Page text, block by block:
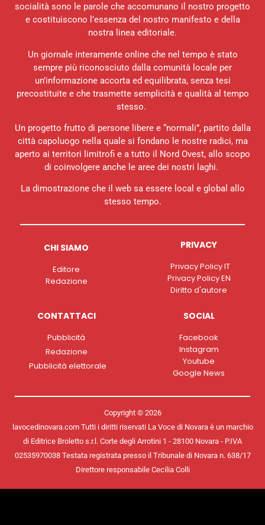
socialità sono le parole che accomunano il nostro progetto
e costituiscono l’essenza del nostro manifesto e della
nostra linea editoriale.
Un giornale interamente online che nel tempo è stato
sempre più riconosciuto dalla comunità locale per
un’informazione accorta ed equilibrata, senza tesi
precostituite e che trasmette semplicità e qualità al tempo
stesso.
Un progetto frutto di persone libere e “normali”, partito dalla
città capoluogo nella quale si fondano le nostre radici, ma
aperto ai territori limitrofi e a tutto il Nord Ovest, allo scopo
di coinvolgere anche le aree dei nostri laghi.
La dimostrazione che il web sa essere local e global allo
stesso tempo.
CHI SIAMO
Editore
Redazione
PRIVACY
Privacy Policy IT
Privacy Policy EN
Diritto d'autore
CONTATTACI
Pubblicità
Redazione
Pubblicità elettorale
SOCIAL
Facebook
Instagram
Youtube
Google News
Copyright © 2026
lavocedinovara.com Tutti i diritti riservati La Voce di Novara è un marchio
di Editrice Broletto s.r.l. Corte degli Arrotini 1 - 28100 Novara - P.IVA
02535970038 Testata registrata presso il Tribunale di Novara n. 638/17
Direttore responsabile Cecilia Colli